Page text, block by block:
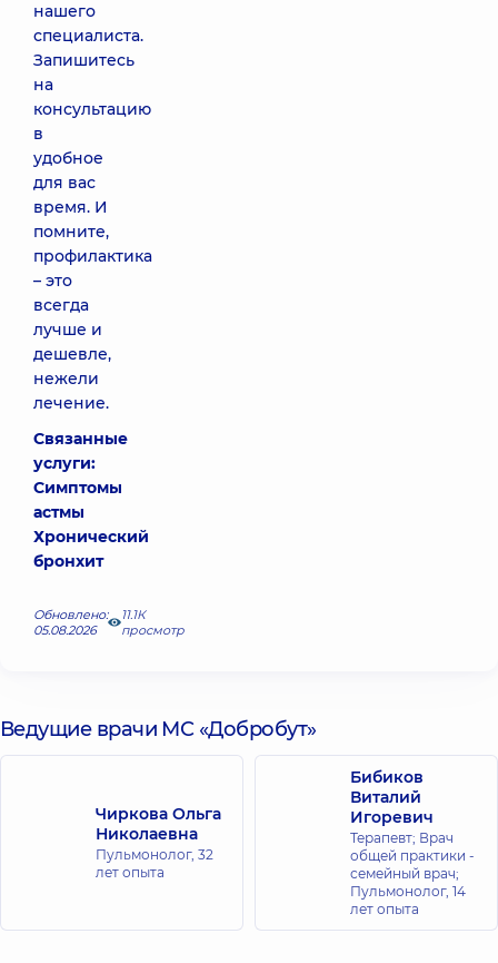
нашего
специалиста.
Запишитесь
на
консультацию
в
удобное
для вас
время. И
помните,
профилактика
– это
всегда
лучше и
дешевле,
нежели
лечение.
Связанные
услуги:
Симптомы
астмы
Хронический
бронхит
Обновлено:
05.08.2026
11.1К
просмотр
Ведущие врачи МС «Добробут»
Чиркова Ольга
Николаевна
Пульмонолог, 32
лет опыта
Бибиков
Виталий
Игоревич
Терапевт; Врач
общей практики -
семейный врач;
Пульмонолог, 14
лет опыта